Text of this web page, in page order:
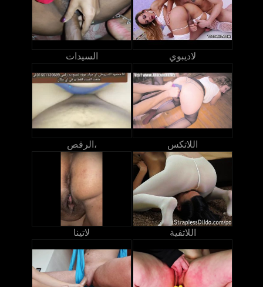
السيدات لاديبوي
الرقص، اللاتكس
لاتينا اللاتفية